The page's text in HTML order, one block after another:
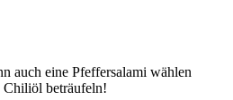
auch eine Pfeffersalami wählen
Chiliöl beträufeln!